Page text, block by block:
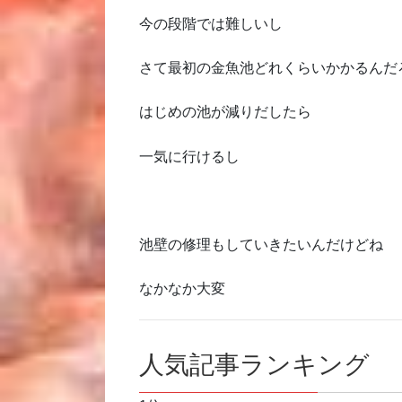
今の段階では難しいし
さて最初の金魚池どれくらいかかるんだ
はじめの池が減りだしたら
一気に行けるし
池壁の修理もしていきたいんだけどね
なかなか大変
人気記事ランキング